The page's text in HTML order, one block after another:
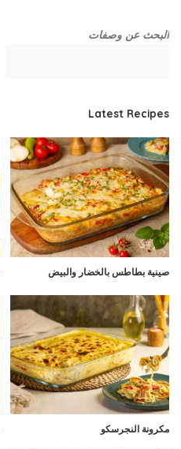
البحث عن وصفات
Latest Recipes
صينية بطاطس بالخضار والبيض
مكرونة النجرسكو